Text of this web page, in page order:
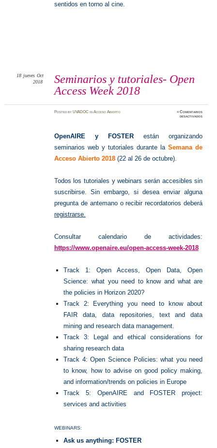
sentidos en torno al cine.
Seminarios y tutoriales- Open
Access Week 2018
18 jueves Oct
2018
PostedbyUVADOC inAcceso Abierto ≈Comentarios
desactivadosen
Access
2018
OpenAIRE y FOSTER están organizando
seminarios web y tutoriales durante laSemana de
Acceso Abierto 2018(22 al 26 de octubre).
Todos los tutoriales y webinars serán accesibles sin
suscribirse. Sin embargo, si desea enviar alguna
pregunta de antemano o recibir recordatorios deberá
registrarse.
Consultar calendario de actividades:
https://www.openaire.eu/open-access-week-2018
Track 1: Open Access, Open Data, Open
Science: what you need to know and what are
the policies in Horizon 2020?
Track 2: Everything you need to know about
FAIR data, data repositories, text and data
mining and research data management.
Track 3: Legal and ethical considerations for
sharing research data
Track 4: Open Science Policies: what you need
to know, how to advise on good policy making,
and information/trends on policies in Europe
Track 5: OpenAIRE and FOSTER project:
services and activities
WEBINARS:
Ask us anything: FOSTER